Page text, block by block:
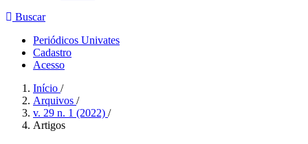
Buscar
Periódicos Univates
Cadastro
Acesso
Início /
Arquivos /
v. 29 n. 1 (2022) /
Artigos